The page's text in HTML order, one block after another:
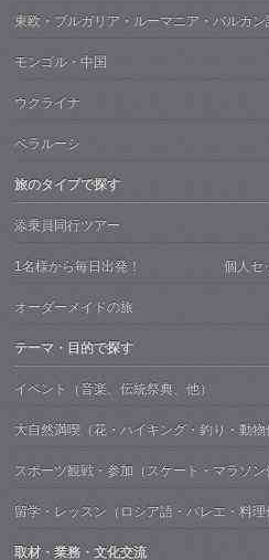
東欧・ブルガリア・ルーマニア・バルカン
モンゴル・中国
ウクライナ
ベラルーシ
旅のタイプで探す
添乗員同行ツアー
1名様から毎日出発！ 個人セッ
オーダーメイドの旅
テーマ・目的で探す
イベント（音楽、伝統祭典、他）
大自然満喫（花・ハイキング・釣り・動物
スポーツ観戦・参加（スケート・マラソン
留学・レッスン（ロシア語・バレエ・料理
取材・業務・文化交流